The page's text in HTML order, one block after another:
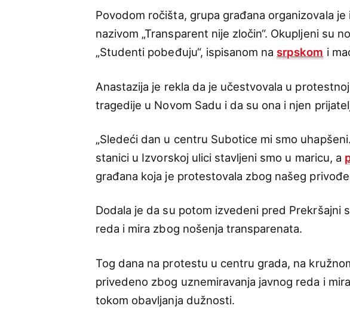
Povodom ročišta, grupa građana organizovala
nazivom „Transparent nije zločin“. Okupljeni su
„Studenti pobeđuju“, ispisanom na srpskom i
Anastazija je rekla da je učestvovala u
tragedije u Novom Sadu i da su ona i njen
„Sledeći dan u centru Subotice mi smo
stanici u Izvorskoj ulici stavljeni smo u maricu, a
građana koja je protestovala zbog našeg
Dodala je da su potom izvedeni pred Prekršajni
reda i mira zbog nošenja transparenata.
Tog dana na protestu u centru grada, na
privedeno zbog uznemiravanja javnog reda i
tokom obavljanja dužnosti.